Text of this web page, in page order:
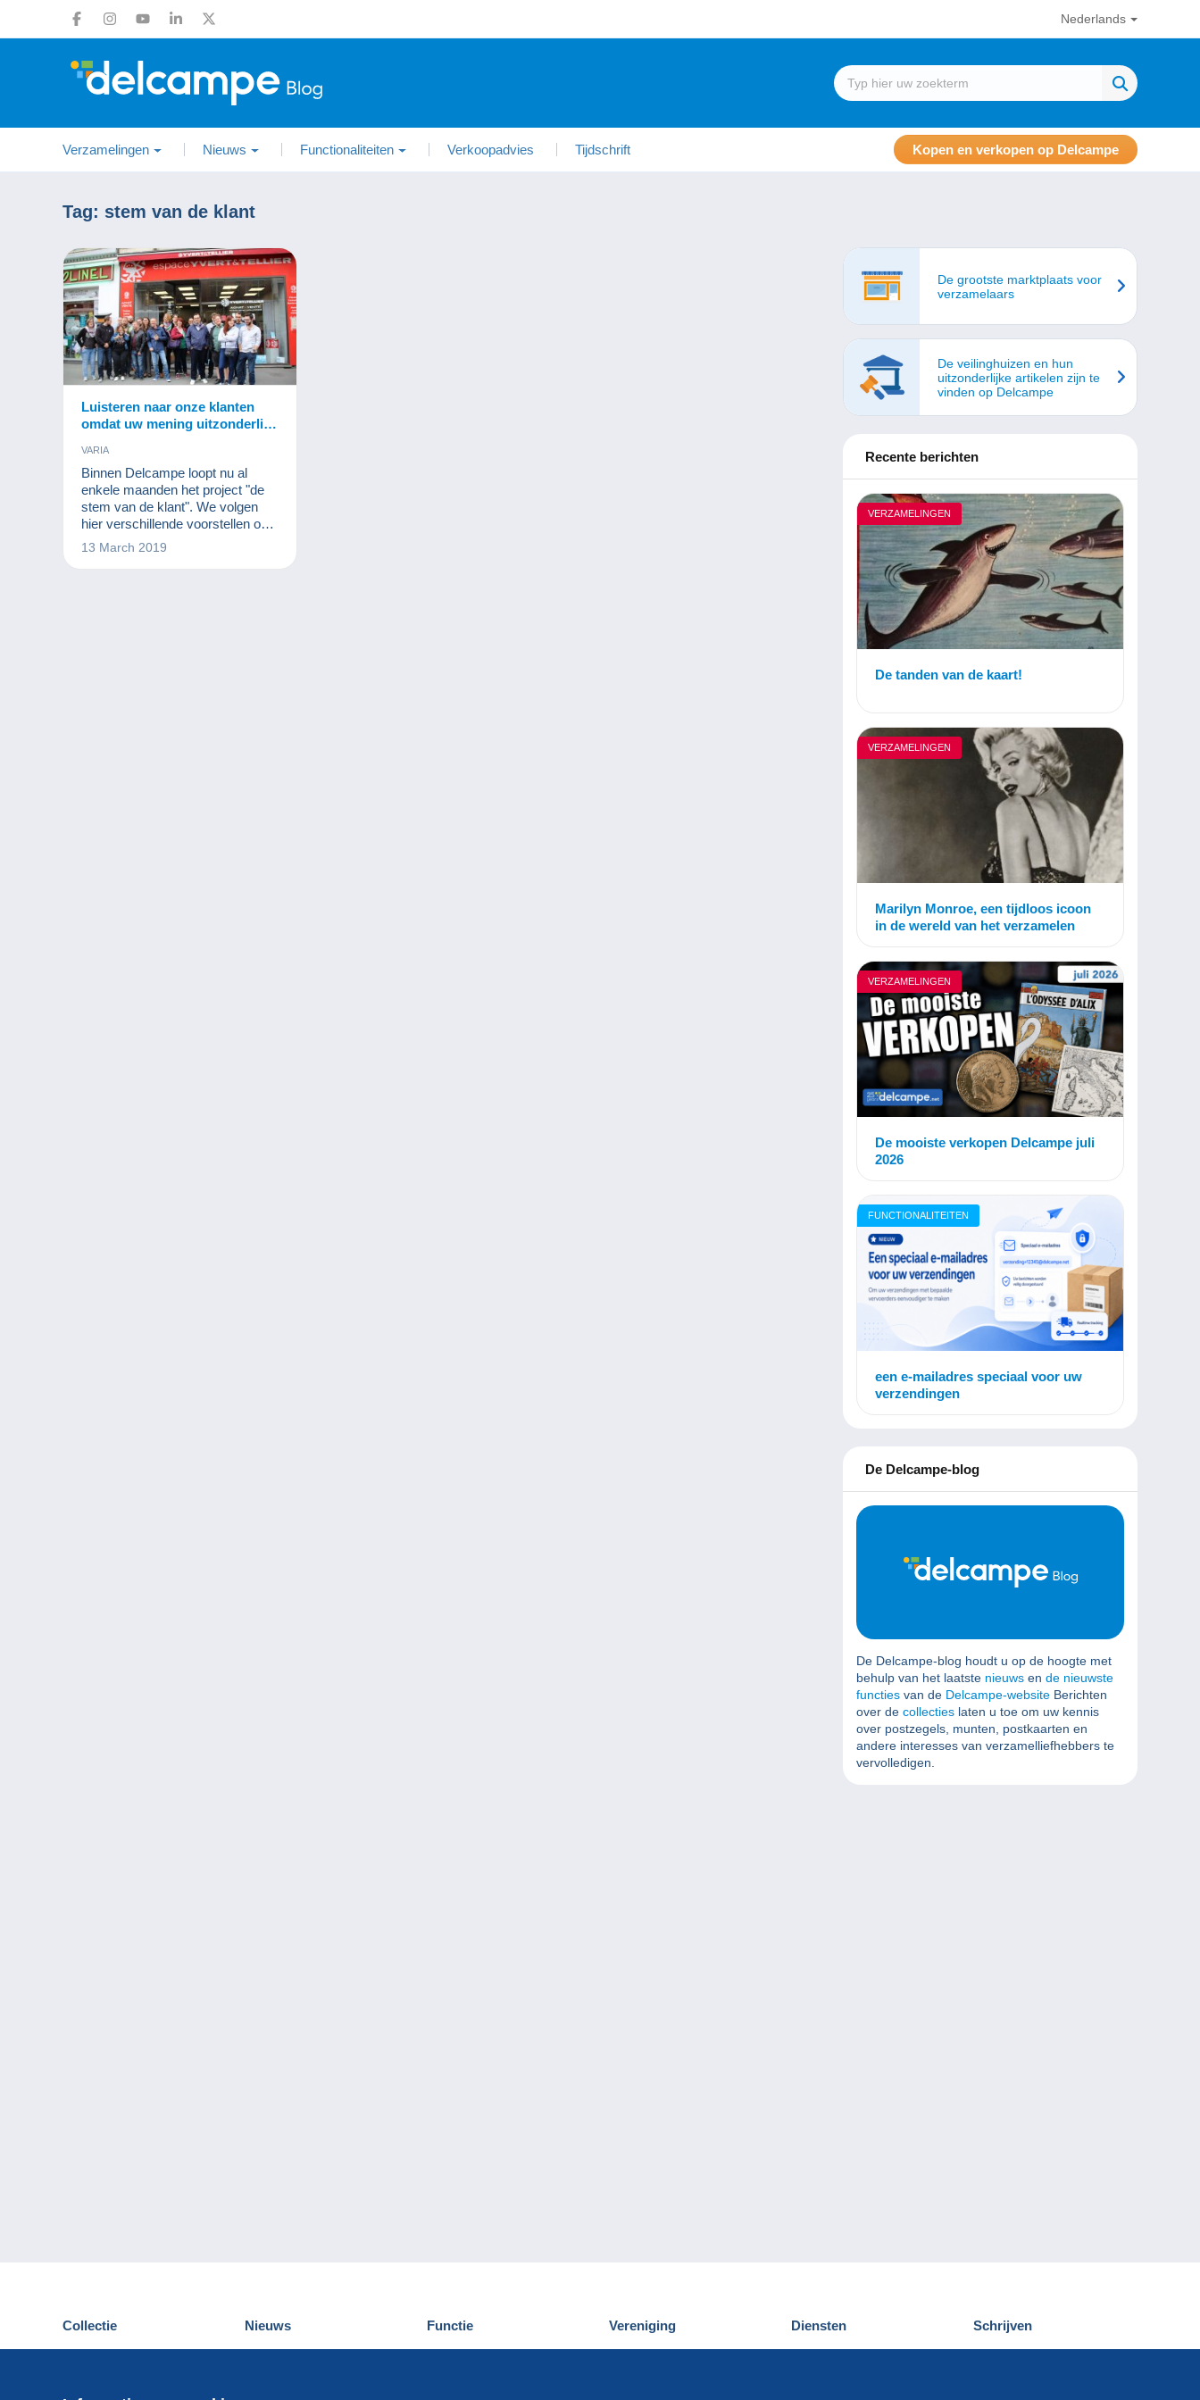
Nederlands
Verzamelingen Nieuws Functionaliteiten Verkoopadvies Tijdschrift Kopen en verkopen op Delcampe
Tag: stem van de klant
Luisteren naar onze klanten
omdat uw mening uitzonderlijk
VARIA
Binnen Delcampe loopt nu al
enkele maanden het project "de
stem van de klant". We volgen
hier verschillende voorstellen om
samen met u Delcampe van
13 March 2019
De grootste marktplaats voor
verzamelaars
De veilinghuizen en hun
uitzonderlijke artikelen zijn te
vinden op Delcampe
Recente berichten
VERZAMELINGEN
De tanden van de kaart!
VERZAMELINGEN
Marilyn Monroe, een tijdloos icoon
in de wereld van het verzamelen
VERZAMELINGEN
De mooiste verkopen Delcampe juli
2026
FUNCTIONALITEITEN
een e-mailadres speciaal voor uw
verzendingen
De Delcampe-blog
De Delcampe-blog houdt u op de hoogte met
behulp van het laatste nieuws en de nieuwste
functies van de Delcampe-website Berichten
over de collecties laten u toe om uw kennis
over postzegels, munten, postkaarten en
andere interesses van verzamelliefhebbers te
vervolledigen.
Collectie
Postkaarten
Nieuws
Delcampe Evenementen
Functie
Nieuwigheden
Vereniging
Wie zijn wij
Diensten
Delcampe ontdekken
Schrijven